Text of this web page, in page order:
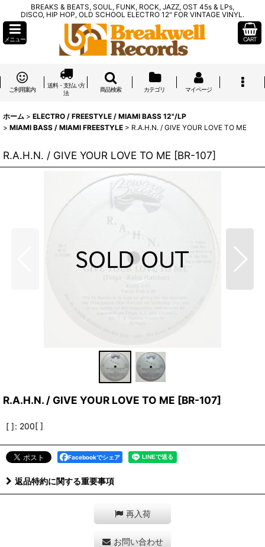
BREAKS & BEATS, SOUL, FUNK, ROCK, JAZZ, OST 45s & LPs,
DISCO, HIP HOP, OLD SCHOOL ELECTRO 12" FOR VINTAGE VINYL.
メニュー CART
ご利用案内
送料・支払い方
法
商品検索 カテゴリ マイページ
ホーム > ELECTRO / FREESTYLE / MIAMI BASS 12"/LP
> MIAMI BASS / MIAMI FREESTYLE > R.A.H.N. / GIVE YOUR LOVE TO ME
R.A.H.N. / GIVE YOUR LOVE TO ME [BR-107]
R.A.H.N. / GIVE YOUR LOVE TO ME [BR-107]
[ ]: 200[ ]
Facebookでシェア
返品特約に関する重要事項
再入荷
お問い合わせ